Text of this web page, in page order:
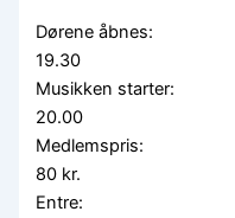
Dørene åbnes:
19.30
Musikken starter:
20.00
Medlemspris:
80 kr.
Entre: